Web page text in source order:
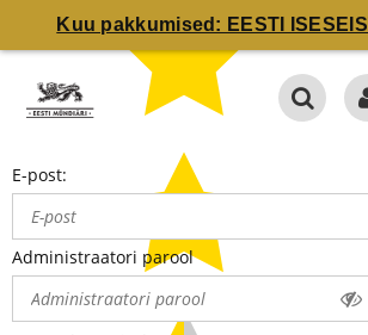
Kuu pakkumised: EESTI
E-post:
Administraatori parool